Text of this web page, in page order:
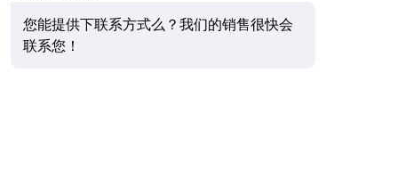
您能提供下联系方式么？我们的销售很快会
联系您！